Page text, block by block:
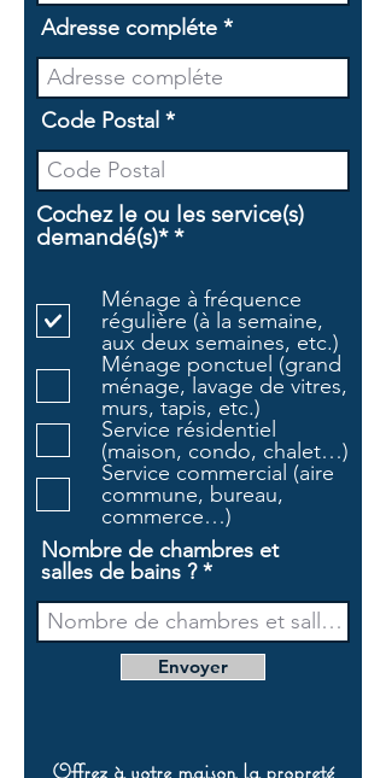
Adresse compléte
Code Postal
Cochez le ou les service(s)
demandé(s)* *O
g
a
t
o
i
r
e
Ménage à fréquence
régulière (à la semaine,
aux deux semaines, etc.)
Ménage ponctuel (grand
ménage, lavage de vitres,
murs, tapis, etc.)
Service résidentiel
(maison, condo, chalet…)
Service commercial (aire
commune, bureau,
commerce…)
Nombre de chambres et
salles de bains ?
Envoyer
Offrez à votre maison la propreté